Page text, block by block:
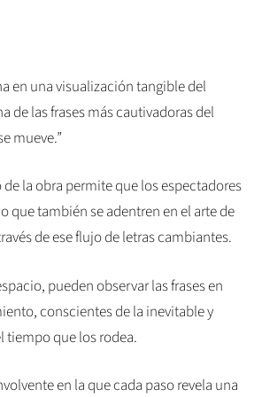
en una visualización tangible del
de las frases más cautivadoras del
mueve.”
la obra permite que los espectadores
que también se adentren en el arte de
de ese flujo de letras cambiantes.
pueden observar las frases en
conscientes de la inevitable y
tiempo que los rodea.
en la que cada paso revela una